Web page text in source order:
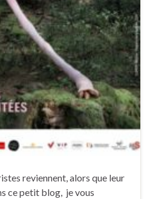
reviennent, alors que leur
ce petit blog, je vous